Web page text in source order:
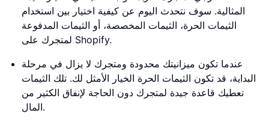
المثالية. سوف نتحدث اليوم عن كيفية اختيار بين استخدام
الثيمات الحرة، الثيمات المخصصة، أو الثيمات المدفوعة
لمتجرك على Shopify.
عندما تكون ميزانيتك محدودة ومتجرك لا يزال في مرحلة
البداية، قد تكون الثيمات الحرة الخيار الأمثل لك. تلك الثيمات
تعطيك قاعدة جيدة لمتجرك دون الحاجة لإنفاق الكثير من
المال.